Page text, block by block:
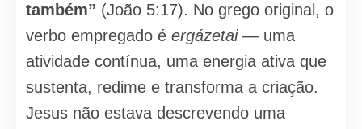
também” (João 5:17). No grego original, o
verbo empregado é ergázetai— uma
atividade contínua, uma energia ativa que
sustenta, redime e transforma a criação.
Jesus não estava descrevendo uma